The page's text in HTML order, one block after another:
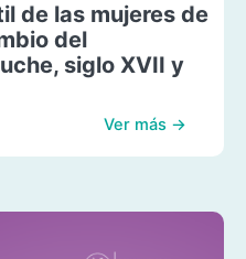
de las mujeres de
del
siglo XVII y
Ver más →